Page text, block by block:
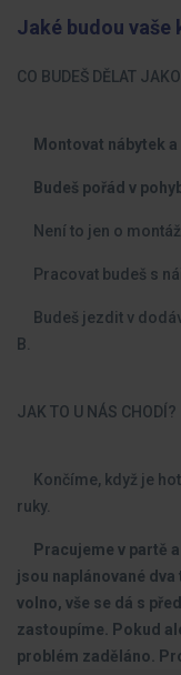
Jaké budou
CO BUDEŠ DĚLAT
Montovat nábytek a
Budeš pořád v
Není to jen o
Pracovat budeš s
Budeš jezdit v
B.
JAK TO U NÁS CHODÍ?
Končíme, když je
ruky.
Pracujeme v partě a
jsou naplánované
volno, vše se dá s
zastoupíme. Pokud
problém zaděláno.